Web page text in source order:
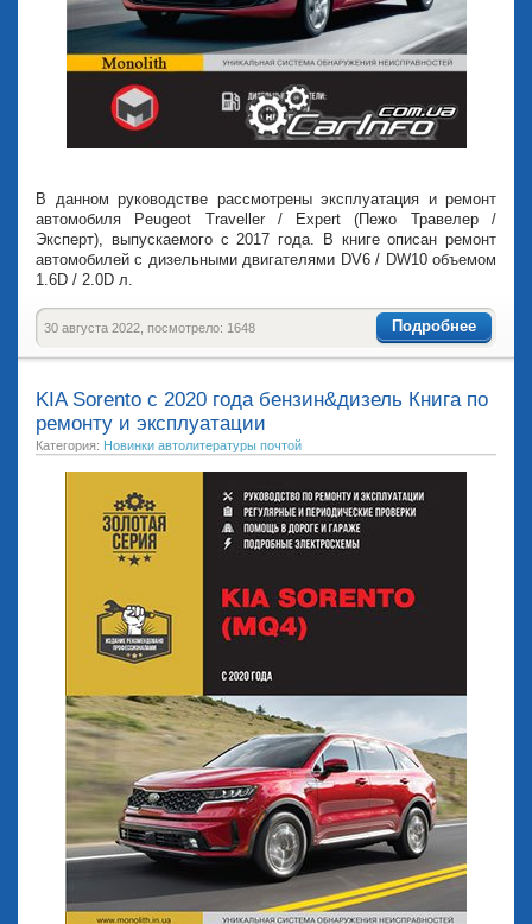
В данном руководстве рассмотрены эксплуатация и ремонт
автомобиля Peugeot Traveller / Expert (Пежо Травелер /
Эксперт), выпускаемого с 2017 года. В книге описан ремонт
автомобилей с дизельными двигателями DV6 / DW10 объемом
1.6D / 2.0D л.
Подробнее
30 августа 2022, посмотрело: 1648
KIA Sorento с 2020 года бензин&дизель Книга по
ремонту и эксплуатации
Категория: Новинки автолитературы почтой